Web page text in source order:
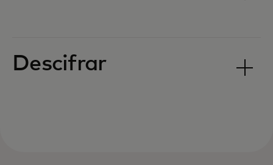
Descifrar